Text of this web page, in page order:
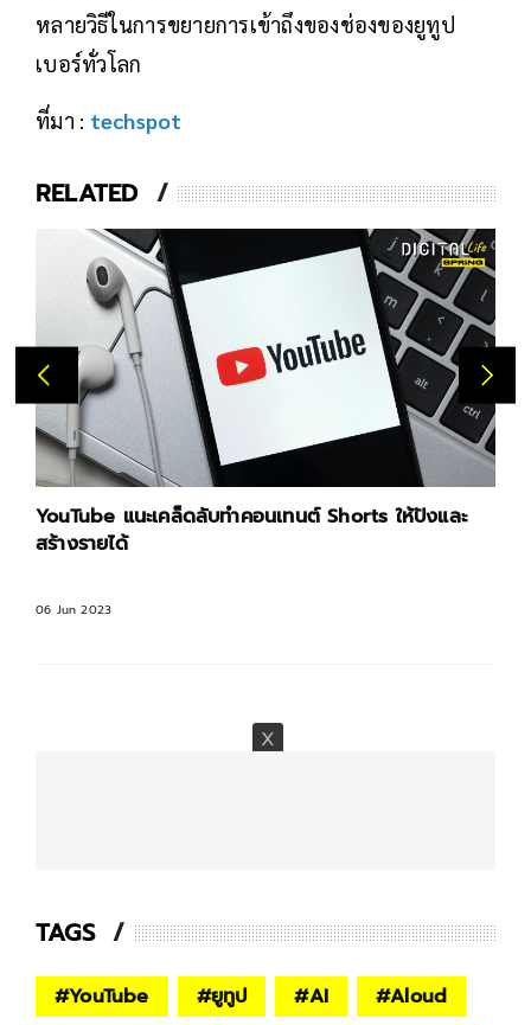
หลายวิธีในการขยายการเข้าถึงของช่องของยูทูป
เบอร์ทั่วโลก
ที่มา : techspot
RELATED
YouTube แนะเคล็ดลับทำคอนเทนต์ Shorts ให้ปังและ
สร้างรายได้
06 Jun 2023
TAGS
#YouTube #ยูทูป #AI #Aloud